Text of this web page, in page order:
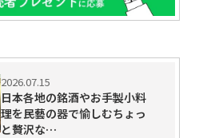
2026.07.15
日本各地の銘酒やお手製小料
理を民藝の器で愉しむちょっ
と贅沢な…